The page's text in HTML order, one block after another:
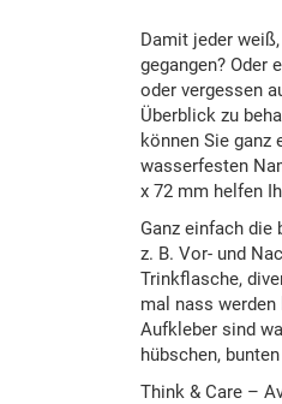
Damit jeder
gegangen? Oder
oder vergessen
Überblick zu
können Sie
wasserfesten
x 72 mm helfen
Ganz einfach
z. B. Vor- und
Trinkflasche,
mal nass
Aufkleber sind
hübschen,
Think & Care –